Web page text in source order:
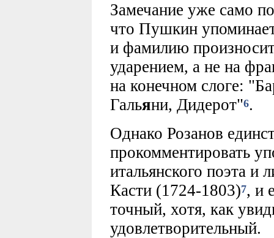
Замечание уже само
что Пушкин
и фамилию
ударением, а не на
на конечном слоге:
Гальяни, Дидерот"6.
Однако Розанов
прокомментировать
итальянского поэта и
Касти (1724-1803)7, и
точный, хотя, как
удовлетворительный.